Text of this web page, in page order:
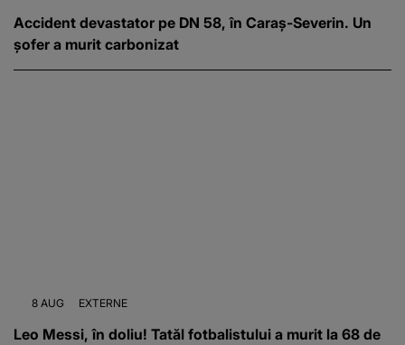
Accident devastator pe DN 58, în Caraș-Severin. Un
șofer a murit carbonizat
8 AUG EXTERNE
Leo Messi, în doliu! Tatăl fotbalistului a murit la 68 de